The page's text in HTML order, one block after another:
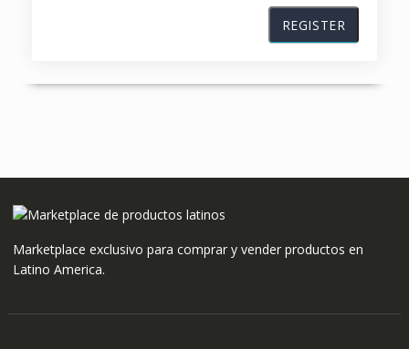
Marketplace exclusivo para comprar y vender productos en
Latino America.